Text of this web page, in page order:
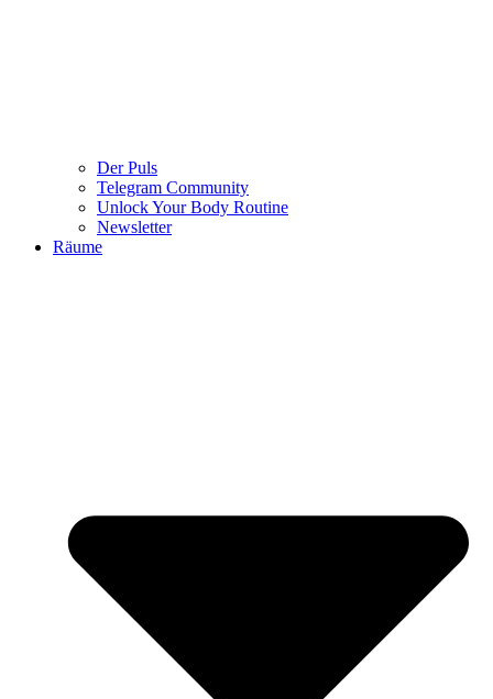
Der Puls
Telegram Community
Unlock Your Body Routine
Newsletter
Räume